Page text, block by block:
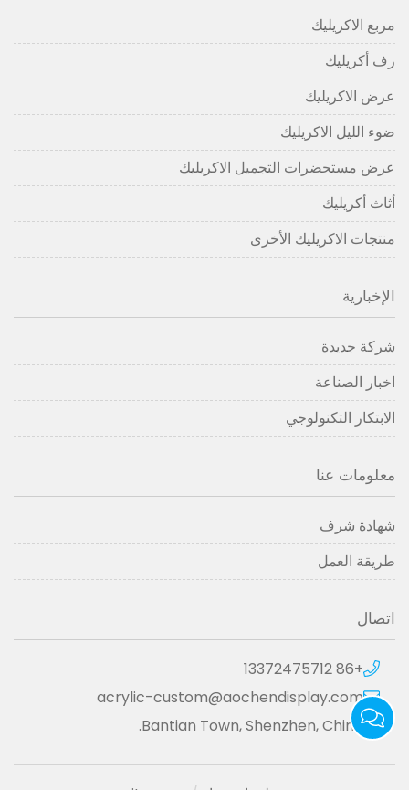
مربع الاكريليك
رف أكريليك
عرض الاكريليك
ضوء الليل الاكريليك
عرض مستحضرات التجميل الاكريليك
أثاث أكريليك
منتجات الاكريليك الأخرى
الإخبارية
شركة جديدة
اخبار الصناعة
الابتكار التكنولوجي
معلومات عنا
شهادة شرف
طريقة العمل
اتصال
+86 13372475712
acrylic-custom@aochendisplay.com
Bantian Town, Shenzhen, China.